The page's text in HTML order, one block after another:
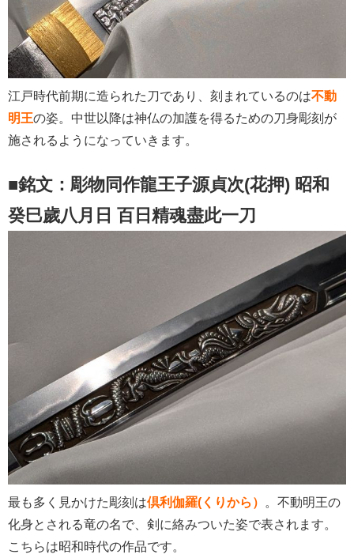
江戸時代前期に造られた刀であり、刻まれているのは不動
明王の姿。中世以降は神仏の加護を得るための刀身彫刻が
施されるようになっていきます。
■銘文：彫物同作龍王子源貞次(花押) 昭和
癸巳歲八月日 百日精魂盡此一刀
最も多く見かけた彫刻は倶利伽羅(くりから）
。不動明王の
化身とされる竜の名で、剣に絡みついた姿で表されます。
こちらは昭和時代の作品です。